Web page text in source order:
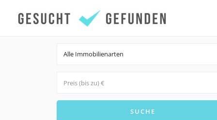
Alle Immobilienarten